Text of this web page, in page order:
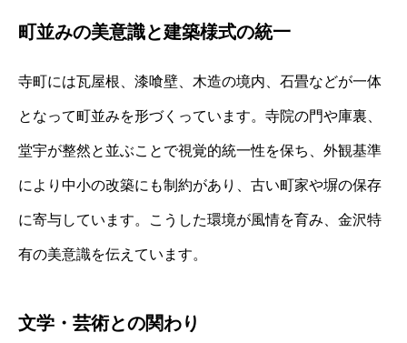
町並みの美意識と建築様式の統一
寺町には瓦屋根、漆喰壁、木造の境内、石畳などが一体
となって町並みを形づくっています。寺院の門や庫裏、
堂宇が整然と並ぶことで視覚的統一性を保ち、外観基準
により中小の改築にも制約があり、古い町家や塀の保存
に寄与しています。こうした環境が風情を育み、金沢特
有の美意識を伝えています。
文学・芸術との関わり